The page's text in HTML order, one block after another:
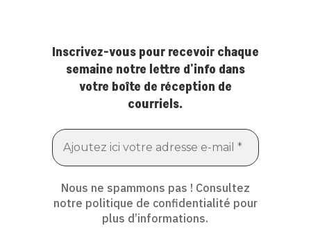
Inscrivez-vous pour recevoir chaque
semaine notre lettre d'info dans
votre boîte de réception de
courriels.
Nous ne spammons pas ! Consultez
notre politique de confidentialité pour
plus d’informations.